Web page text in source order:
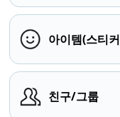
아이템(스티
친구/그룹